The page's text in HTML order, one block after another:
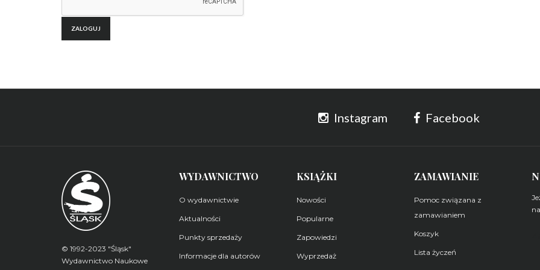
Instagram Facebook
© 1992-2023 "Śląsk"
Wydawnictwo Naukowe
WYDAWNICTWO
O wydawnictwie
Aktualności
Punkty sprzedaży
Informacje dla autorów
KSIĄŻKI
Nowości
Popularne
Zapowiedzi
Wyprzedaż
ZAMAWIANIE
Pomoc związana z
zamawianiem
Koszyk
Lista życzeń